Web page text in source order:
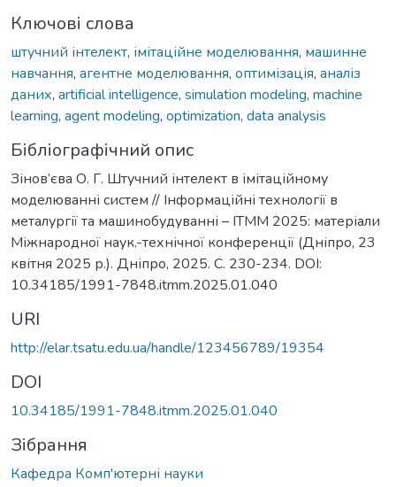
Ключові слова
штучний інтелект, імітаційне моделювання, машинне
навчання, агентне моделювання, оптимізація, аналіз
даних, artificial intelligence, simulation modeling, machine
learning, agent modeling, optimization, data analysis
Бібліографічний опис
Зінов’єва О. Г. Штучний інтелект в імітаційному
моделюванні систем // Інформаційні технології в
металургії та машинобудуванні – ІТММ 2025: матеріали
Міжнародної наук.-технічної конференції (Дніпро, 23
квітня 2025 р.). Дніпро, 2025. С. 230-234. DOI:
10.34185/1991-7848.itmm.2025.01.040
URI
http://elar.tsatu.edu.ua/handle/123456789/19354
DOI
10.34185/1991-7848.itmm.2025.01.040
Зібрання
Кафедра Комп'ютерні науки